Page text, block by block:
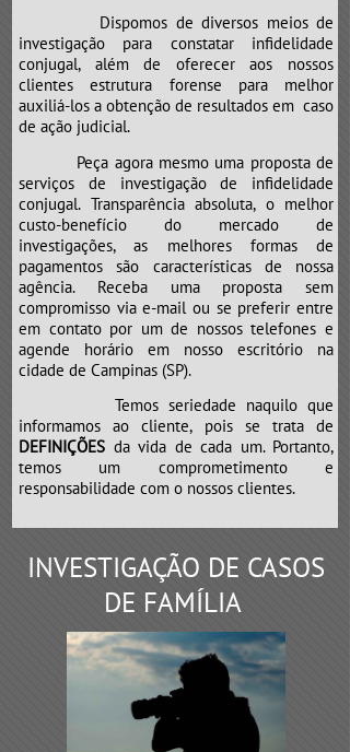
Dispomos de diversos meios de
investigação para constatar infidelidade
conjugal, além de oferecer aos nossos
clientes estrutura forense para melhor
auxiliá-los a obtenção de resultados em caso
de ação judicial.
Peça agora mesmo uma proposta de
serviços de investigação de infidelidade
conjugal. Transparência absoluta, o melhor
custo-benefício do mercado de
investigações, as melhores formas de
pagamentos são características de nossa
agência. Receba uma proposta sem
compromisso via e-mail ou se preferir entre
em contato por um de nossos telefones e
agende horário em nosso escritório na
cidade de Campinas (SP).
Temos seriedade naquilo que
informamos ao cliente, pois se trata de
DEFINIÇÕES da vida de cada um. Portanto,
temos um comprometimento e
responsabilidade com o nossos clientes.
INVESTIGAÇÃO DE CASOS
DE FAMÍLIA